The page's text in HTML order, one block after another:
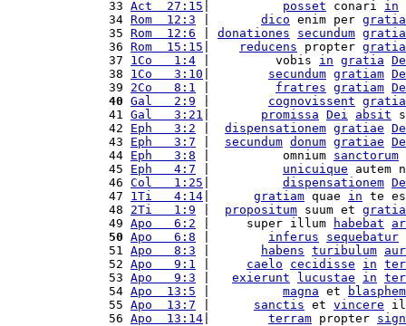
33 Act  27:15 posset conari in
34 Rom  12:3 dico enim per
35 Rom  12:6 donationes secundum
36 Rom  15:15 reducens propter
37 1Co   1:4 |         vobis in gratia
38 1Co   3:10 secundum gratiam
39 2Co   8:1 fratres gratiam
40 Gal   2:9 cognovissent
41 Gal   3:21 promissa Dei absit
42 Eph   3:2 dispensationem gratiae
43 Eph   3:7 secundum donum gratiae
44 Eph   3:8 |          omnium sanctorum
45 Eph   4:7 unicuique autem
46 Col   1:25 dispensationem
47 1Ti   4:14 gratiam quae in te
48 2Ti   1:9 propositum suum et
49 Apo   6:2 |     super illum habebat
50 Apo   6:8 inferus sequebatur
51 Apo   8:3 habens turibulum
52 Apo   9:1 caelo cecidisse in
53 Apo   9:3 exierunt lucustae in
54 Apo  13:5 magna et
55 Apo  13:7 sanctis et vincere
56 Apo  13:14 terram propter